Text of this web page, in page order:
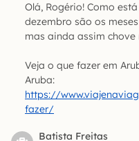
Olá, Rogério! Como
dezembro são os
mas ainda assim
Veja o que fazer em
Aruba:
https://
fazer/
Batista Freitas